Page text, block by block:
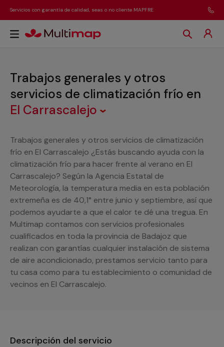
Servicios con garantía de calidad, seas o no cliente MAPFRE
Trabajos generales y otros
servicios de climatización frío en
El Carrascalejo
Trabajos generales y otros servicios de climatización
frío en El Carrascalejo ¿Estás buscando ayuda con la
climatización frío para hacer frente al verano en El
Carrascalejo? Según la Agencia Estatal de
Meteorología, la temperatura media en esta población
extremeña es de 40,1° entre junio y septiembre, así que
podemos ayudarte a que el calor te dé una tregua. En
Multimap contamos con servicios profesionales
cualificados en toda la provincia de Badajoz que
realizan con garantías cualquier instalación de sistema
de aire acondicionado, prestamos servicio tanto para
tu casa como para tu establecimiento o comunidad de
vecinos en El Carrascalejo.
Descripción del servicio